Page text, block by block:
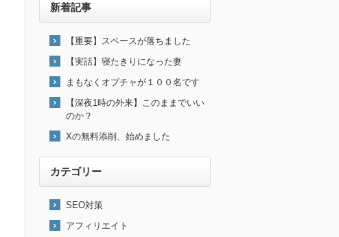
新着記事
【重要】スペースが落ちました
【実話】寝たきりになった妻
まもなくオプチャが１００名です
【深夜1時の外来】このままでいい
のか？
Xの無料添削、始めました
カテゴリー
SEO対策
アフィリエイト